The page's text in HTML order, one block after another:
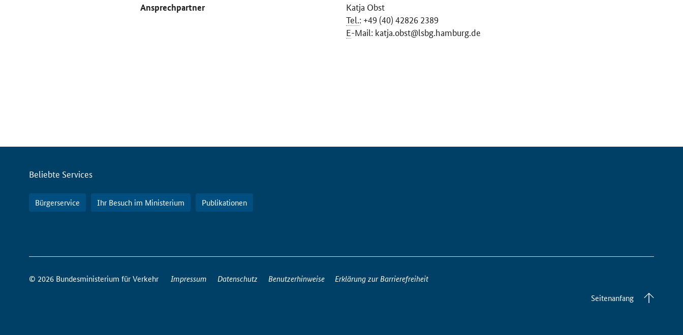
Ansprechpartner
Katja Obst
Tel.: +49 (40) 42826 2389
E-Mail: katja.obst@lsbg.hamburg.de
Servicemenü
Beliebte Services
Bürgerservice Ihr Besuch im Ministerium Publikationen
So
Sie
© 2026 Bundesministerium für Verkehr Impressum Datenschutz Benutzerhinweise
Erklärung zur Barrierefreiheit
Seitenanfang